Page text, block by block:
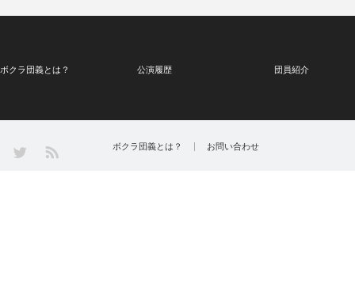
ボクラ団義とは？ 公演履歴 団員紹介
Twitter ボクラ団義とは？ お問い合わせ